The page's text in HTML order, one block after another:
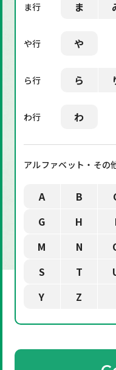
ま行 ま
や行 や
ら行 ら
わ行 わ
アルファベット・その
A B
G
H
M
N
S
T
Y
Z